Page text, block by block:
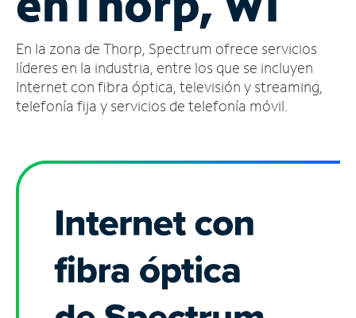
cuenta
Encuentra
una
tienda
En la zona de Thorp, Spectrum ofrece servicios
líderes en la industria, entre los que se incluyen
Internet con fibra óptica, televisión y streaming,
telefonía fija y servicios de telefonía móvil.